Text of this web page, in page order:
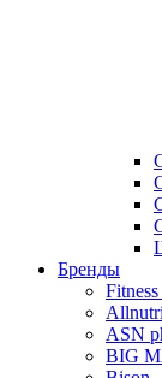
Бренды
ASN
BIG